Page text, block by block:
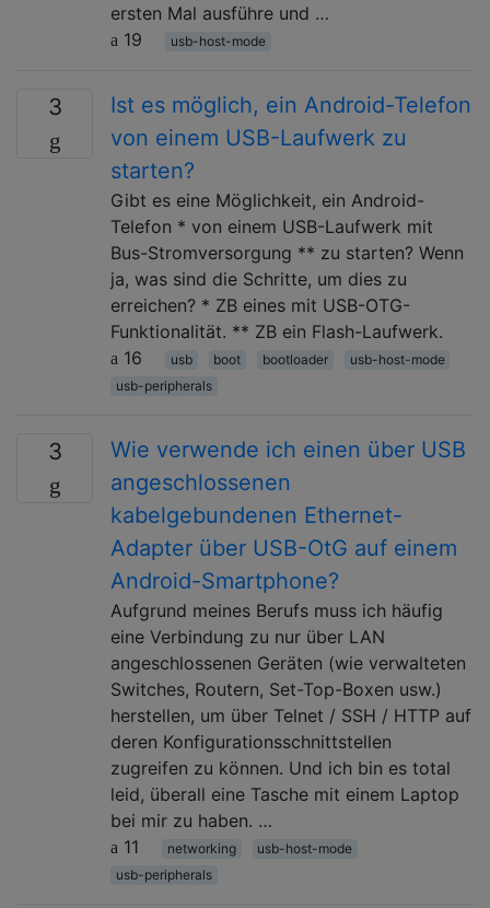
ersten Mal ausführe und …
19
usb-host-mode
3
Ist es möglich, ein Android-Telefon
von einem USB-Laufwerk zu
starten?
Gibt es eine Möglichkeit, ein Android-
Telefon * von einem USB-Laufwerk mit
Bus-Stromversorgung ** zu starten? Wenn
ja, was sind die Schritte, um dies zu
erreichen? * ZB eines mit USB-OTG-
Funktionalität. ** ZB ein Flash-Laufwerk.
16
usb boot bootloader
usb-host-mode
usb-peripherals
3
Wie verwende ich einen über USB
angeschlossenen
kabelgebundenen Ethernet-
Adapter über USB-OtG auf einem
Android-Smartphone?
Aufgrund meines Berufs muss ich häufig
eine Verbindung zu nur über LAN
angeschlossenen Geräten (wie verwalteten
Switches, Routern, Set-Top-Boxen usw.)
herstellen, um über Telnet / SSH / HTTP auf
deren Konfigurationsschnittstellen
zugreifen zu können. Und ich bin es total
leid, überall eine Tasche mit einem Laptop
bei mir zu haben. …
11
networking
usb-host-mode
usb-peripherals